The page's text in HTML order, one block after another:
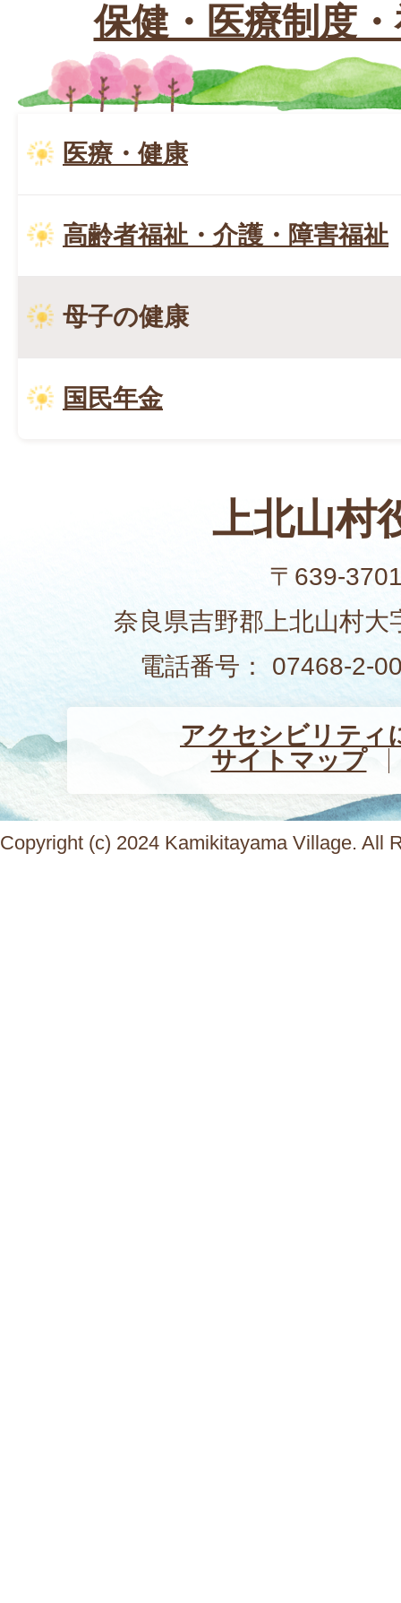
保健・医療制度
医療・健康
高齢者福祉・介護・障害福祉
母子の健康
国民年金
上北山村
〒639-
奈良県吉野郡上北山村大
電話番号： 07468-2-
アクセシビリティ
サイトマップ
Copyright (c) 2024 Kamikitayama Village. All